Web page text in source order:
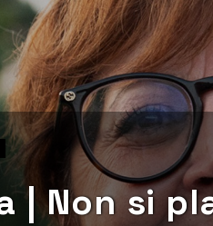
| Non si